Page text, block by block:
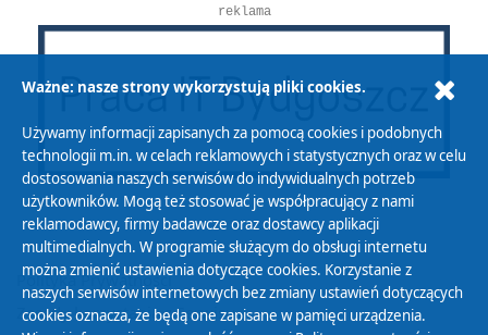
reklama
Polityka Prywatności
Zasady korzystania z Serwisu
Ważne: nasze strony wykorzystują pliki cookies.
Używamy informacji zapisanych za pomocą cookies i podobnych
technologii m.in. w celach reklamowych i statystycznych oraz w celu
dostosowania naszych serwisów do indywidualnych potrzeb
użytkowników. Mogą też stosować je współpracujący z nami
reklamodawcy, firmy badawcze oraz dostawcy aplikacji
multimedialnych. W programie służącym do obsługi internetu
można zmienić ustawienia dotyczące cookies. Korzystanie z
naszych serwisów internetowych bez zmiany ustawień dotyczących
cookies oznacza, że będą one zapisane w pamięci urządzenia.